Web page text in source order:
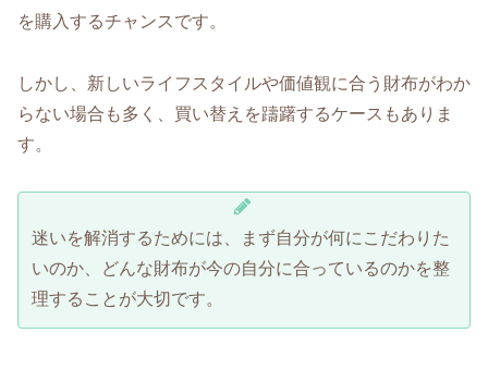
を購入するチャンスです。
しかし、新しいライフスタイルや価値観に合う財布がわか
らない場合も多く、買い替えを躊躇するケースもありま
す。
迷いを解消するためには、まず自分が何にこだわりた
いのか、どんな財布が今の自分に合っているのかを整
理することが大切です。